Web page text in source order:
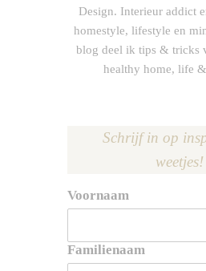
Design. Interieur addict
homestyle, lifestyle en
blog deel ik tips & tricks
healthy home, life
Schrijf in op
weetjes!
Voornaam
Familienaam